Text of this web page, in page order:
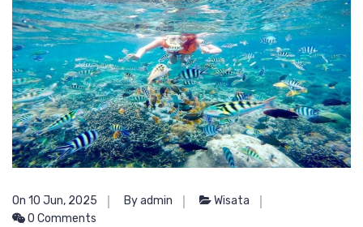
On 10 Jun, 2025 By admin
Wisata
0 Comments